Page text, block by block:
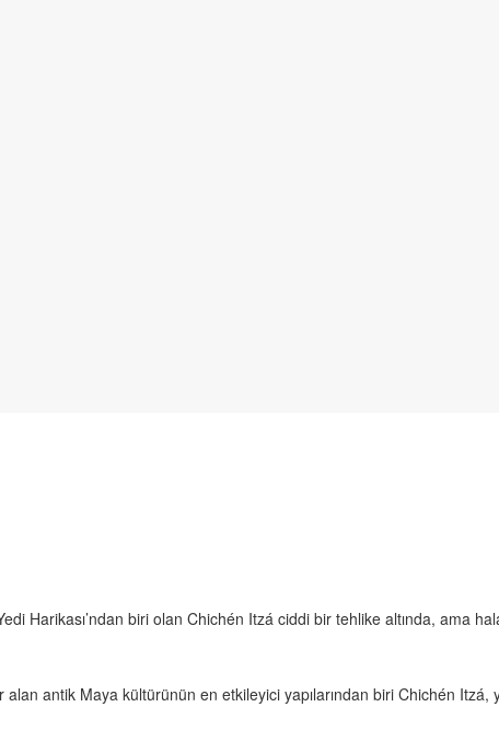
Harikası’ndan biri olan Chichén Itzá ciddi bir tehlike altında, ama
antik Maya kültürünün en etkileyici yapılarından biri Chichén Itzá,